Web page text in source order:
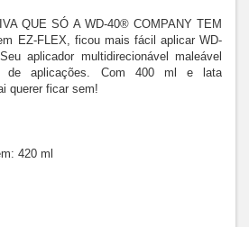
QUE SÓ A WD-40® COMPANY TEM
EZ-FLEX, ficou mais fácil aplicar WD-
aplicador multidirecionável maleável
de aplicações. Com 400 ml e lata
querer ficar sem!
420 ml